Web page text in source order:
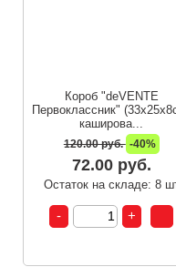
Короб "deVENTE
Первоклассник"
каширова...
120.00 руб. -40%
72.00 руб.
Остаток на складе: 8